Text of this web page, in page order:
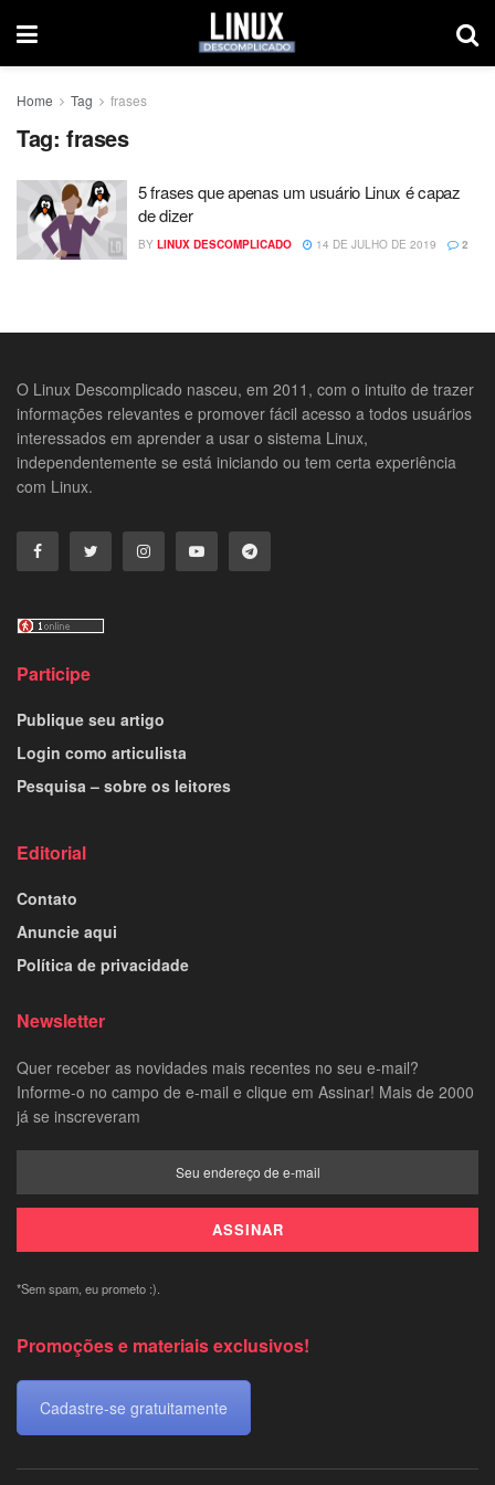
Home Tag frases
Tag: frases
5 frases que apenas um usuário Linux é capaz
de dizer
BY LINUX DESCOMPLICADO 14 DE JULHO DE 2019 2
O Linux Descomplicado nasceu, em 2011, com o intuito de trazer
informações relevantes e promover fácil acesso a todos usuários
interessados em aprender a usar o sistema Linux,
independentemente se está iniciando ou tem certa experiência
com Linux.
Participe
Publique seu artigo
Login como articulista
Pesquisa – sobre os leitores
Editorial
Contato
Anuncie aqui
Política de privacidade
Newsletter
Quer receber as novidades mais recentes no seu e-mail?
Informe-o no campo de e-mail e clique em Assinar! Mais de 2000
já se inscreveram
*Sem spam, eu prometo :).
Promoções e materiais exclusivos!
Cadastre-se gratuitamente